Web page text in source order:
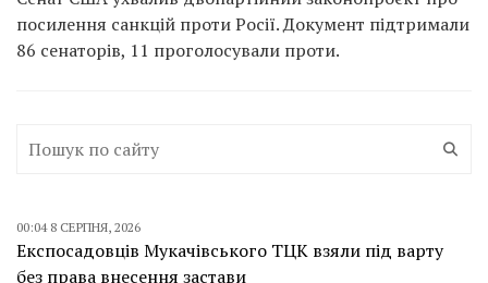
посилення санкцій проти Росії. Документ підтримали
86 сенаторів, 11 проголосували проти.
00:04 8 СЕРПНЯ, 2026
Експосадовців Мукачівського ТЦК взяли під варту
без права внесення застави